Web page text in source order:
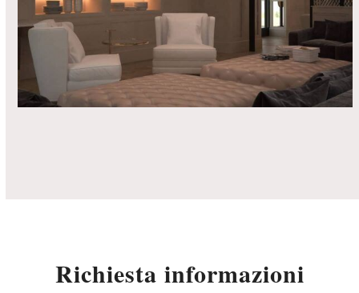
Richiesta informazioni